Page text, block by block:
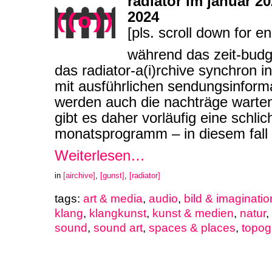
2024
[pls. scroll down for
während das zeit-
das radiator-a(i)rchive synchron
mit ausführlichen
werden auch die nachträge
gibt es daher vorläufig eine
monatsprogramm – in diesem
Weiterlesen…
in [airchive] , [gunst] , [radiator]
tags: art & media, audio, bild &
klang, klangkunst, kunst & medien, natur,
sound, sound art, spaces & places,